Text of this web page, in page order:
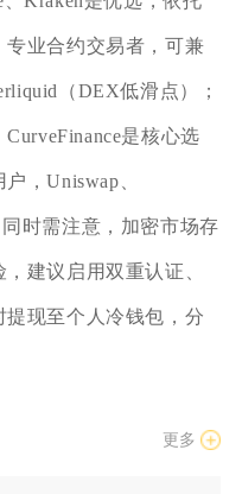
专业合约交易者，可兼
（DEX低滑点）；
是核心选
，Uniswap、
时需注意，加密市场存
建议启用双重认证、
现至个人冷钱包，分
更多